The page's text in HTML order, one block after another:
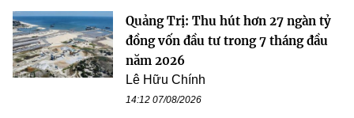
Quảng Trị: Thu hút hơn 27 ngàn tỷ
đồng vốn đầu tư trong 7 tháng đầu
năm 2026
Lê Hữu Chính
14:12 07/08/2026